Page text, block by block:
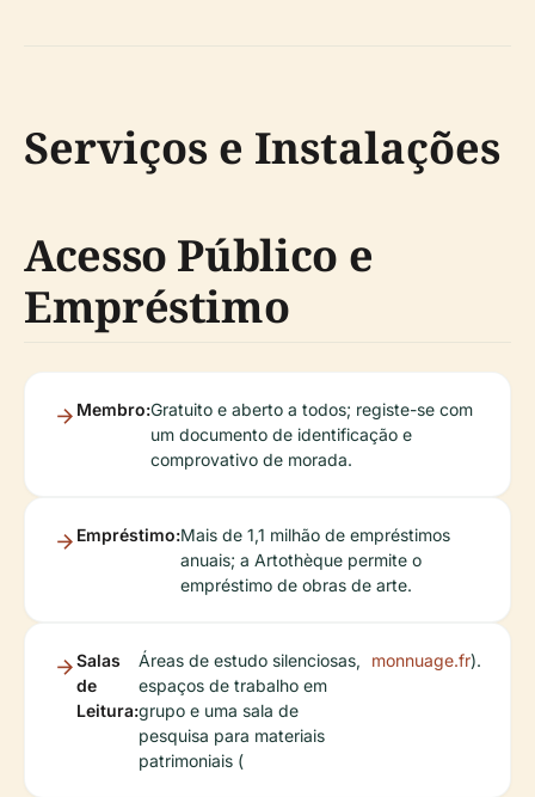
Serviços e Instalações
Acesso Público e
Empréstimo
Membro:Gratuito e aberto a todos; registe-se com
um documento de identificação e
comprovativo de morada.
Empréstimo:Mais de 1,1 milhão de empréstimos
anuais; a Artothèque permite o
empréstimo de obras de arte.
Salas
de
Leitura:
Áreas de estudo silenciosas,
espaços de trabalho em
grupo e uma sala de
pesquisa para materiais
patrimoniais (
monnuage.fr).